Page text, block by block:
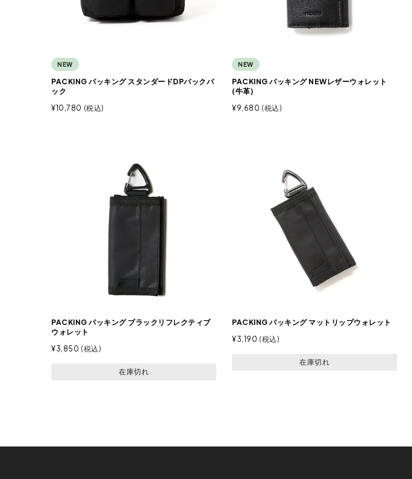
NEW
PACKING パッキング スタンダードDPバックパ
ック
¥10,780 税込
NEW
PACKING パッキング NEWレザーウォレット
(牛革)
¥9,680 税込
PACKING パッキング ブラックリフレクティブ
ウォレット
¥3,850 税込
在庫切れ
PACKING パッキング マットリップウォレット
¥3,190 税込
在庫切れ